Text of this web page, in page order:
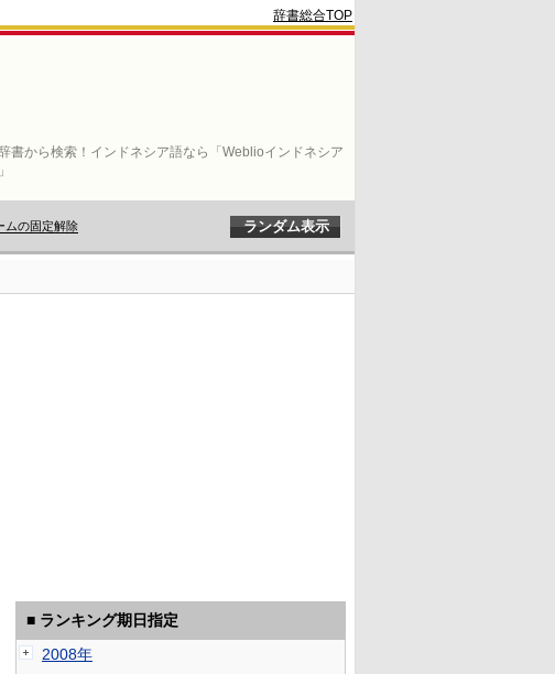
書から検索！インドネシア語なら「Weblioインドネシア
辞書総合TOP
ムの固定解除
■ ランキング期日指定
2008年